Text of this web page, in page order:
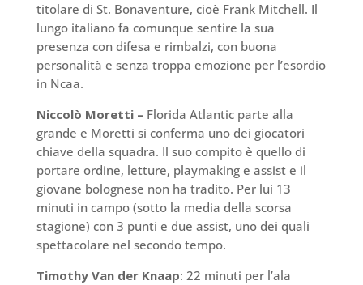
titolare di St. Bonaventure, cioè Frank Mitchell. Il
lungo italiano fa comunque sentire la sua
presenza con difesa e rimbalzi, con buona
personalità e senza troppa emozione per l’esordio
in Ncaa.
Niccolò Moretti – Florida Atlantic parte alla
grande e Moretti si conferma uno dei giocatori
chiave della squadra. Il suo compito è quello di
portare ordine, letture, playmaking e assist e il
giovane bolognese non ha tradito. Per lui 13
minuti in campo (sotto la media della scorsa
stagione) con 3 punti e due assist, uno dei quali
spettacolare nel secondo tempo.
Timothy Van der Knaap: 22 minuti per l’ala